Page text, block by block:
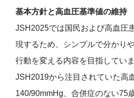
基本方針と高血圧基準値の維持
JSH2025では国民および高血圧
現するため、シンプルで分かり
行動を変える内容を目指していま
JSH2019から注目されていた高
140/90mmHg、合併症のない75